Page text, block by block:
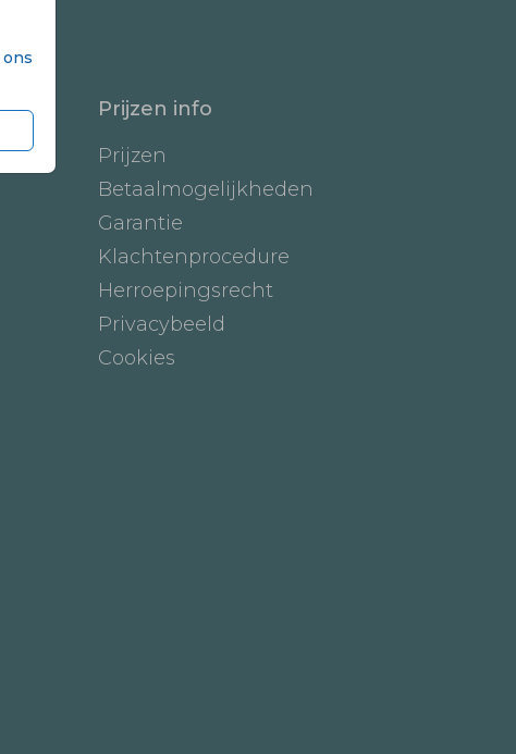
ons
Prijzen info
Prijzen
Betaalmogelijkheden
Garantie
Klachtenprocedure
Herroepingsrecht
Privacybeeld
Cookies